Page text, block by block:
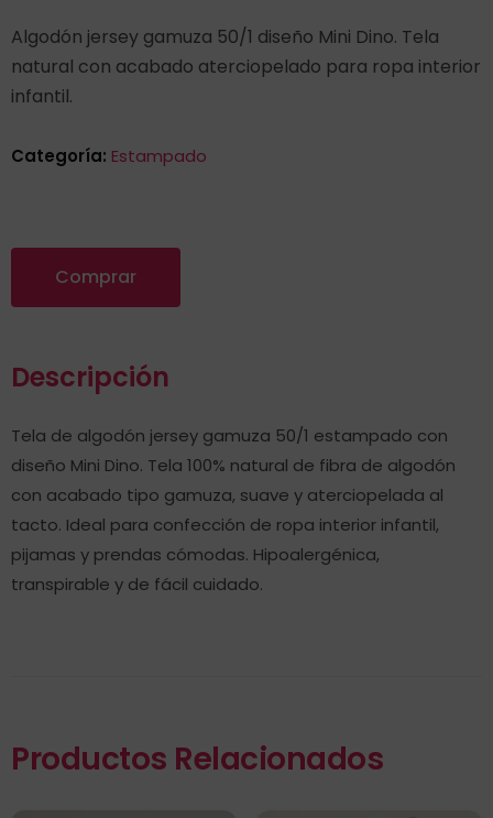
Algodón jersey gamuza 50/1 diseño Mini Dino. Tela
natural con acabado aterciopelado para ropa interior
infantil.
Categoría: Estampado
Comprar
Descripción
Tela de algodón jersey gamuza 50/1 estampado con
diseño Mini Dino. Tela 100% natural de fibra de algodón
con acabado tipo gamuza, suave y aterciopelada al
tacto. Ideal para confección de ropa interior infantil,
pijamas y prendas cómodas. Hipoalergénica,
transpirable y de fácil cuidado.
Productos Relacionados